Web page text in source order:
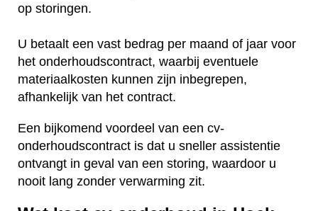
op storingen.
U betaalt een vast bedrag per maand of jaar voor
het onderhoudscontract, waarbij eventuele
materiaalkosten kunnen zijn inbegrepen,
afhankelijk van het contract.
Een bijkomend voordeel van een cv-
onderhoudscontract is dat u sneller assistentie
ontvangt in geval van een storing, waardoor u
nooit lang zonder verwarming zit.